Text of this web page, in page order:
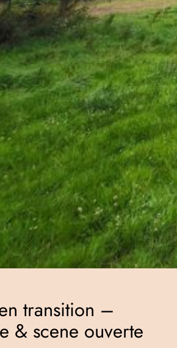
transition –
& scene ouverte